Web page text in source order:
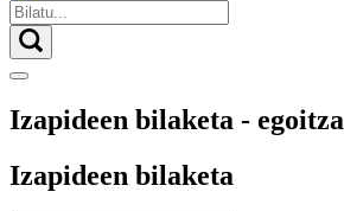
Izapideen bilaketa - egoitza
Izapideen bilaketa